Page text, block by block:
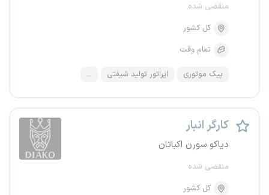
منقضی شده
کل کشور
تمام وقت
پیک موتوری اپراتور تولید شیفتی ...
کارگر انبار
دیاکو سورن اکباتان
منقضی شده
کل کشور